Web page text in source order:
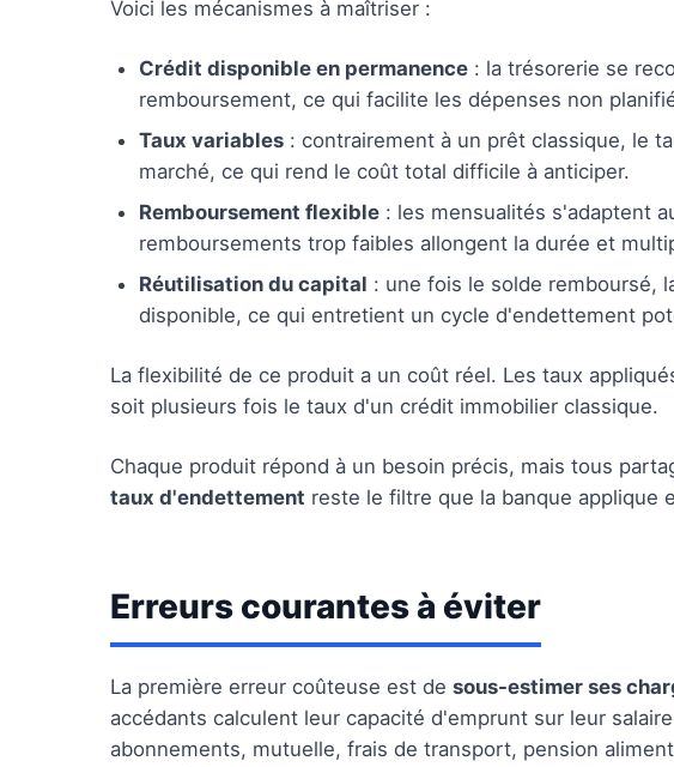
Voici les mécanismes à maîtriser :
Crédit disponible en permanence : la trésorerie se
remboursement, ce qui facilite les dépenses non
Taux variables : contrairement à un prêt classique, le
marché, ce qui rend le coût total difficile à anticiper.
Remboursement flexible : les mensualités s'adaptent
remboursements trop faibles allongent la durée et
Réutilisation du capital : une fois le solde remboursé,
disponible, ce qui entretient un cycle d'endettement
La flexibilité de ce produit a un coût réel. Les taux
soit plusieurs fois le taux d'un crédit immobilier classique.
Chaque produit répond à un besoin précis, mais tous
taux d'endettement reste le filtre que la banque applique
Erreurs courantes à éviter
La première erreur coûteuse est de sous-estimer ses
accédants calculent leur capacité d'emprunt sur leur
abonnements, mutuelle, frais de transport, pension